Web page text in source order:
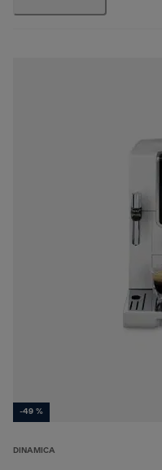
-49 %
DINAMICA